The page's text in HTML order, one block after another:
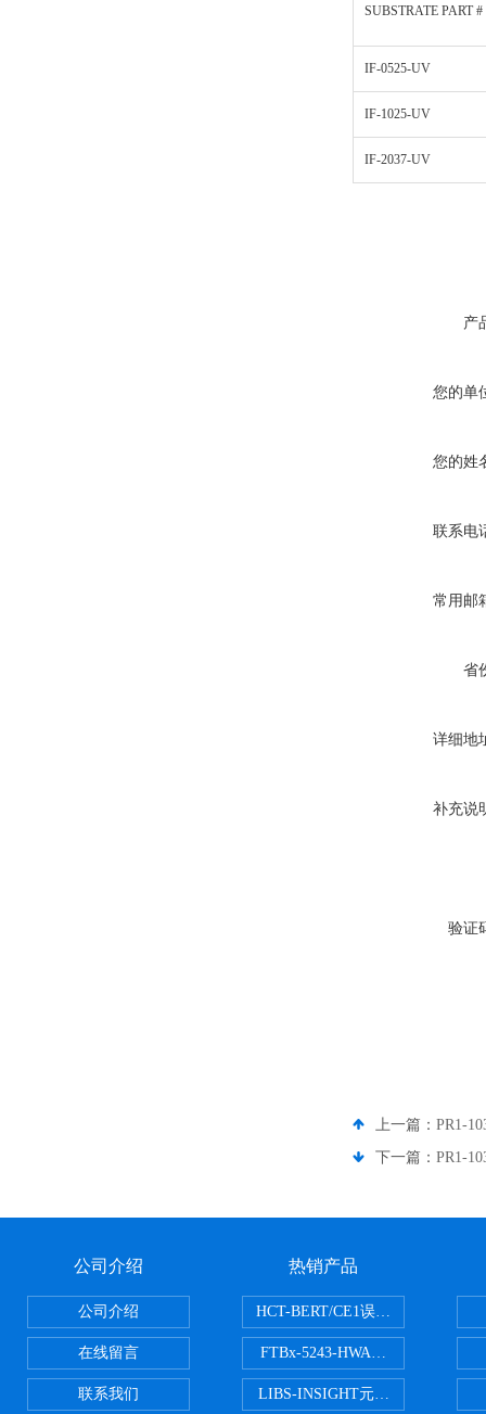
SUBSTRATE PART #
IF-0525-UV
IF-1025-UV
IF-2037-UV
产
您的单
您的姓
联系电
常用邮
省
详细地
补充说
验证
上一篇： PR1-
下一篇： PR1-
公司介绍
公司介绍
在线留言
联系我们
热销产品
HCT-BERT/CE1误码测试仪
FTBx-5243-HWA光谱分析仪
LIBS-INSIGHT元素光谱分析仪